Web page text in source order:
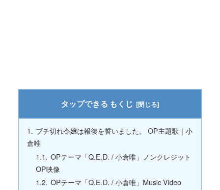
もくじ
ブチ切れ令嬢は報復を誓いました。 OP主題歌｜小
倉唯
OPテーマ「Q.E.D. / 小倉唯」ノンクレジット
OP映像
OPテーマ「Q.E.D. / 小倉唯」Music Video